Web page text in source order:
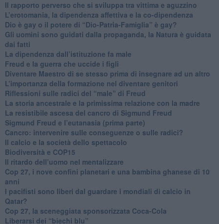
​Il rapporto perverso che si sviluppa tra vittima e aguzzino
L’erotomania, la dipendenza affettiva e la co-dipendenza
​Dio è gay o il potere di “Dio-Patria-Famiglia” è gay?
​Gli uomini sono guidati dalla propaganda, la Natura è guidata
dai fatti
La dipendenza dall’istituzione fa male
​Freud e la guerra che uccide i figli
​Diventare Maestro di se stesso prima di insegnare ad un altro
L’importanza della formazione nel diventare genitori
Riflessioni sulle radici del “male” di Freud
​La storia ancestrale e la primissima relazione con la madre
​La resistibile ascesa del cancro di Sigmund Freud
Sigmund Freud e l’eutanasia (prima parte)
Cancro: intervenire sulle conseguenze o sulle radici?
​Il calcio e la società dello spettacolo
Biodiversità e COP15
​Il ritardo dell’uomo nel mentalizzare
​Cop 27, i nove confini planetari e una bambina ghanese di 10
anni
​I pacifisti sono liberi dal guardare i mondiali di calcio in
Qatar?
​Cop 27, la sceneggiata sponsorizzata Coca-Cola
​Liberarsi dei “biechi blu”